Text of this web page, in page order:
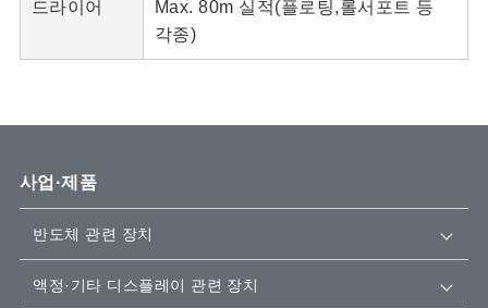
드라이어
Max. 80m 실적(플로팅,롤서포트 등
각종)
사업·제품
반도체 관련 장치
액정·기타 디스플레이 관련 장치